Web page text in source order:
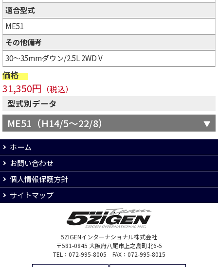
適合型式
ME51
その他備考
30～35mmダウン/2.5L 2WD V
価格
31,350円 （税込）
型式別データ
ME51（H14/5～22/8）
ホーム
お問い合わせ
個人情報保護方針
サイトマップ
5ZIGENインターナショナル株式会社
〒581-0845 大阪府八尾市上之島町北6-5
TEL：072-995-8005 FAX：072-995-8015